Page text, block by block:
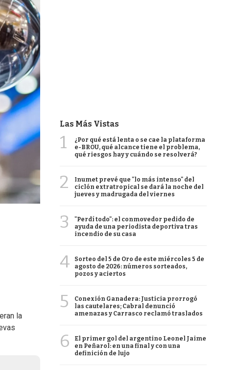
la
Las Más Vistas
1
¿Por qué está lenta o se cae la plataforma
e-BROU, qué alcance tiene el problema,
qué riesgos hay y cuándo se resolverá?
2
Inumet prevé que "lo más intenso" del
ciclón extratropical se dará la noche del
jueves y madrugada del viernes
3
"Perdí todo": el conmovedor pedido de
ayuda de una periodista deportiva tras
incendio de su casa
4
Sorteo del 5 de Oro de este miércoles 5 de
agosto de 2026: números sorteados,
pozos y aciertos
5
Conexión Ganadera: Justicia prorrogó
las cautelares; Cabral denunció
amenazas y Carrasco reclamó traslados
6
El primer gol del argentino Leonel Jaime
en Peñarol: en una final y con una
definición de lujo